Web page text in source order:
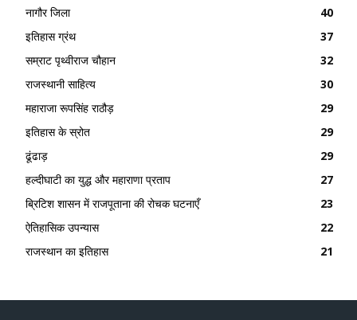
नागौर जिला
40
इतिहास ग्रंथ
37
सम्राट पृथ्वीराज चौहान
32
राजस्थानी साहित्य
30
महाराजा रूपसिंह राठौड़
29
इतिहास के स्रोत
29
ढूंढाड़
29
हल्दीघाटी का युद्ध और महाराणा प्रताप
27
ब्रिटिश शासन में राजपूताना की रोचक घटनाएँ
23
ऐतिहासिक उपन्यास
22
राजस्थान का इतिहास
21